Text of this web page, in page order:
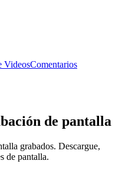
VideosComentarios
de pantalla
grabados. Descargue,
de pantalla.